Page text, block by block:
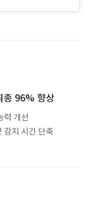
종 96% 향상
력 개선
감지 시간 단축